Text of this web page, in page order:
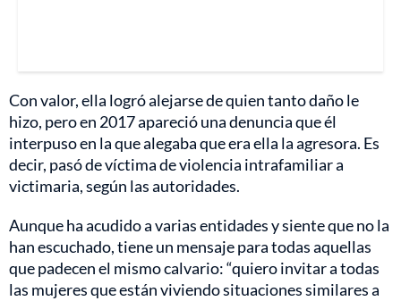
Con valor, ella logró alejarse de quien tanto daño le
hizo, pero en 2017 apareció una denuncia que él
interpuso en la que alegaba que era ella la agresora. Es
decir, pasó de víctima de violencia intrafamiliar a
victimaria, según las autoridades.
Aunque ha acudido a varias entidades y siente que no la
han escuchado, tiene un mensaje para todas aquellas
que padecen el mismo calvario: “quiero invitar a todas
las mujeres que están viviendo situaciones similares a